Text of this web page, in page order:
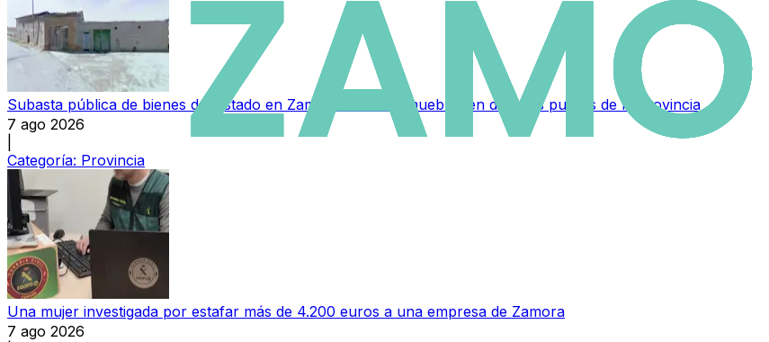
Subasta pública de bienes del Estado en Zamora: varios inmuebles en distintos puntos de la provincia
7 ago 2026
Categoría: Provincia
Una mujer investigada por estafar más de 4.200 euros a una empresa de Zamora
7 ago 2026